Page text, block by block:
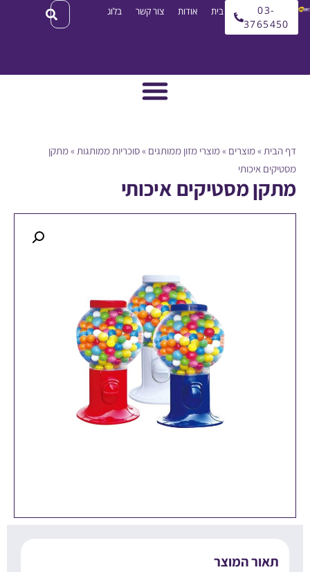
עמוד בית אודות צור קשר בלוג
»מוצרים»מוצרי מזון ממותגים »סוכריות ממותגות»מתקן
איכותי
מסטיקים איכותי
המוצר